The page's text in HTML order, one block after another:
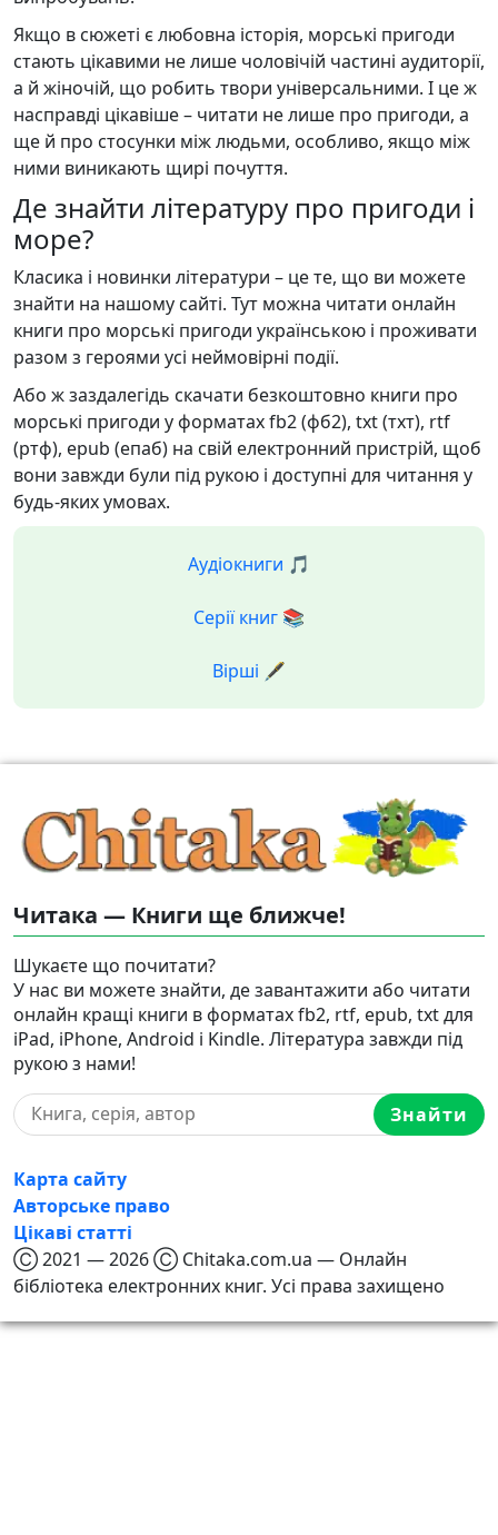
Якщо в сюжеті є любовна історія, морські пригоди
стають цікавими не лише чоловічій частині аудиторії,
а й жіночій, що робить твори універсальними. І це ж
насправді цікавіше – читати не лише про пригоди, а
ще й про стосунки між людьми, особливо, якщо між
ними виникають щирі почуття.
Де знайти літературу про пригоди і
море?
Класика і новинки літератури – це те, що ви можете
знайти на нашому сайті. Тут можна читати онлайн
книги про морські пригоди українською і проживати
разом з героями усі неймовірні події.
Або ж заздалегідь скачати безкоштовно книги про
морські пригоди у форматах fb2 (фб2), txt (тхт), rtf
(ртф), epub (епаб) на свій електронний пристрій, щоб
вони завжди були під рукою і доступні для читання у
будь-яких умовах.
Аудіокниги 🎵
Серії книг 📚
Вірші 🖋️
Читака — Книги ще ближче!
Шукаєте що почитати?
У нас ви можете знайти, де завантажити або читати
онлайн кращі книги в форматах fb2, rtf, epub, txt для
iPad, iPhone, Android і Kindle. Література завжди під
рукою з нами!
Знайти
Карта сайту
Авторське право
Цікаві статті
Ⓒ 2021 — 2026 Ⓒ Chitaka.com.ua — Онлайн
бібліотека електронних книг. Усі права захищено